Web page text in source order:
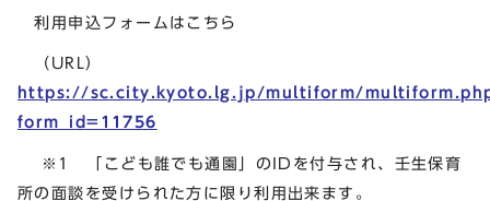
利用申込フォームはこちら
（URL）
https://sc.city.kyoto.lg.jp/multiform/
form_id=11756
※1 「こども誰でも通園」のIDを付与され、壬生保育
所の面談を受けられた方に限り利用出来ます。